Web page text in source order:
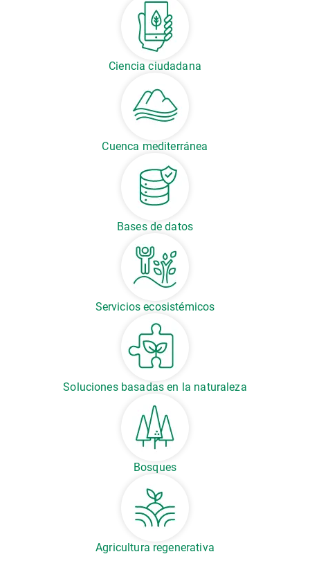
Ciencia ciudadana
Cuenca mediterránea
Bases de datos
Servicios ecosistémicos
Soluciones basadas en la naturaleza
Bosques
Agricultura regenerativa